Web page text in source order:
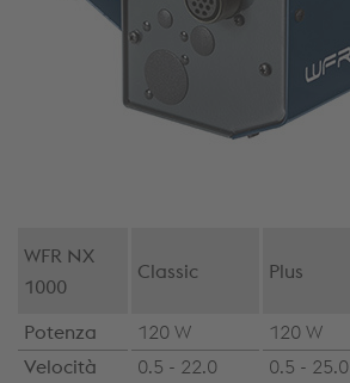
WFR NX
1000
Classic Plus
Potenza 120 W 120 W
Velocità
0.5 - 22.0
0.5 - 25.0